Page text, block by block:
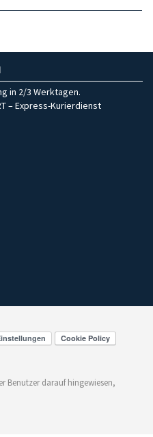
in 2/3 Werktagen.
– Express-Kurierdienst
Benutzer darauf hingewiesen,